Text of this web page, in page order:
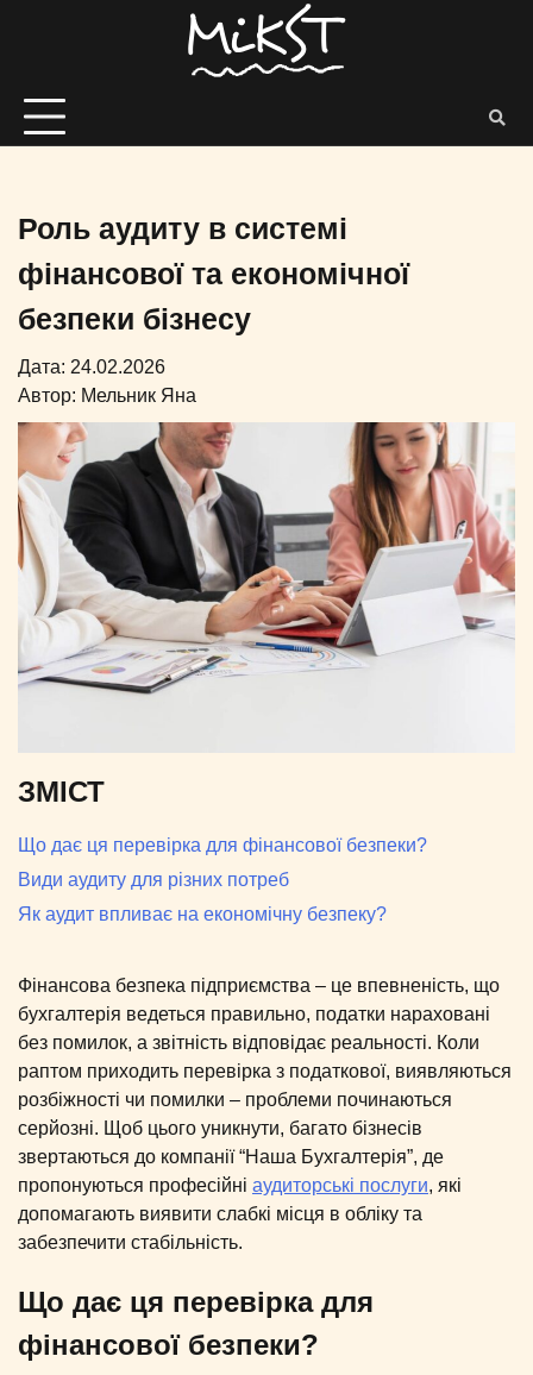
Роль аудиту в системі
фінансової та економічної
безпеки бізнесу
Дата: 24.02.2026
Автор: Мельник Яна
ЗМІСТ
Що дає ця перевірка для фінансової безпеки?
Види аудиту для різних потреб
Як аудит впливає на економічну безпеку?
Фінансова безпека підприємства – це впевненість, що
бухгалтерія ведеться правильно, податки нараховані
без помилок, а звітність відповідає реальності. Коли
раптом приходить перевірка з податкової, виявляються
розбіжності чи помилки – проблеми починаються
серйозні. Щоб цього уникнути, багато бізнесів
звертаються до компанії “Наша Бухгалтерія”, де
пропонуються професійні аудиторські послуги, які
допомагають виявити слабкі місця в обліку та
забезпечити стабільність.
Що дає ця перевірка для
фінансової безпеки?